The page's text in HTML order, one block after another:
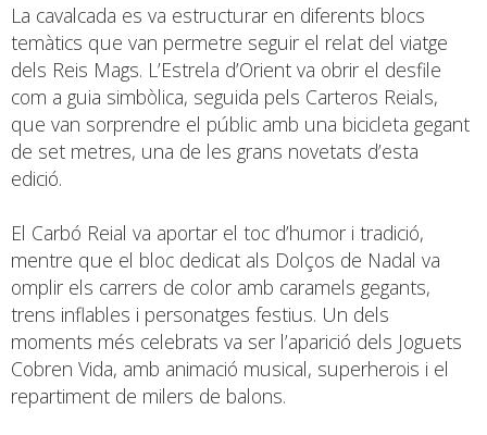
La cavalcada es va estructurar en diferents blocs
temàtics que van permetre seguir el relat del viatge
dels Reis Mags. L’Estrela d’Orient va obrir el desfile
com a guia simbòlica, seguida pels Carteros Reials,
que van sorprendre el públic amb una bicicleta gegant
de set metres, una de les grans novetats d’esta
edició.
El Carbó Reial va aportar el toc d’humor i tradició,
mentre que el bloc dedicat als Dolços de Nadal va
omplir els carrers de color amb caramels gegants,
trens inflables i personatges festius. Un dels
moments més celebrats va ser l’aparició dels Joguets
Cobren Vida, amb animació musical, superherois i el
repartiment de milers de balons.